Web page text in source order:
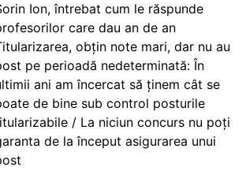
Ion, întrebat cum le răspunde
care dau an de an
obțin note mari, dar nu au
pe perioadă nedeterminată: În
ani am încercat să ținem cât se
de bine sub control posturile
/ La niciun concurs nu poți
de la început asigurarea unui